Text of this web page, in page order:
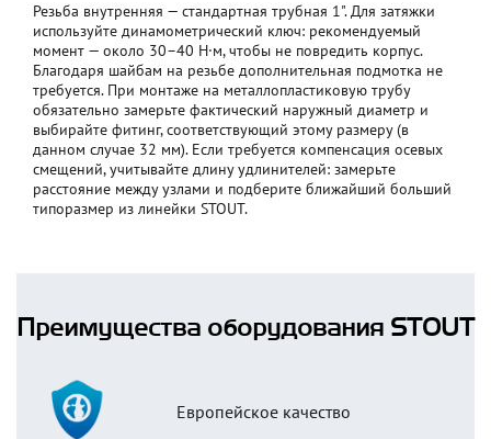
Резьба внутренняя — стандартная трубная 1". Для затяжки
используйте динамометрический ключ: рекомендуемый
момент — около 30–40 Н·м, чтобы не повредить корпус.
Благодаря шайбам на резьбе дополнительная подмотка не
требуется. При монтаже на металлопластиковую трубу
обязательно замерьте фактический наружный диаметр и
выбирайте фитинг, соответствующий этому размеру (в
данном случае 32 мм). Если требуется компенсация осевых
смещений, учитывайте длину удлинителей: замерьте
расстояние между узлами и подберите ближайший больший
типоразмер из линейки STOUT.
Преимущества оборудования STOUT
Европейское качество